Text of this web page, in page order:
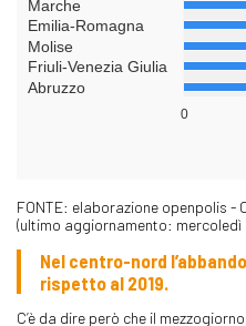
FONTE: elaborazione openpolis -
(ultimo aggiornamento: mercoledì
Nel centro-nord
rispetto al 2019.
C’è da dire però che il